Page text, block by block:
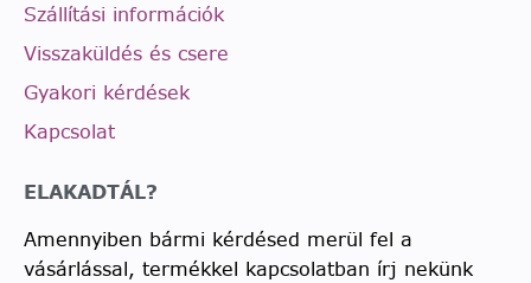
Szállítási információk
Visszaküldés és csere
Gyakori kérdések
Kapcsolat
ELAKADTÁL?
Amennyiben bármi kérdésed merül fel a
vásárlással, termékkel kapcsolatban írj nekünk